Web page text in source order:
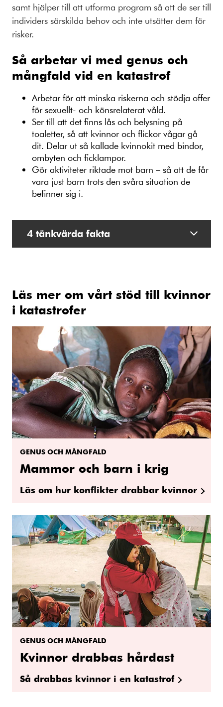
samt hjälper till att utforma program så att de ser till
individers särskilda behov och inte utsätter dem för
risker.
Så arbetar vi med genus och
mångfald vid en katastrof
Arbetar för att minska riskerna och stödja offer
för sexuellt- och könsrelaterat våld.
Ser till att det finns lås och belysning på
toaletter, så att kvinnor och flickor vågar gå
dit. Delar ut så kallade kvinnokit med bindor,
ombyten och ficklampor.
Gör aktiviteter riktade mot barn – så att de får
vara just barn trots den svåra situation de
befinner sig i.
4 tänkvärda fakta
Läs mer om vårt stöd till kvinnor
i katastrofer
GENUS OCH MÅNGFALD
Mammor och barn i krig
Läs om hur konflikter drabbar kvinnor
GENUS OCH MÅNGFALD
Kvinnor drabbas hårdast
Så drabbas kvinnor i en katastrof